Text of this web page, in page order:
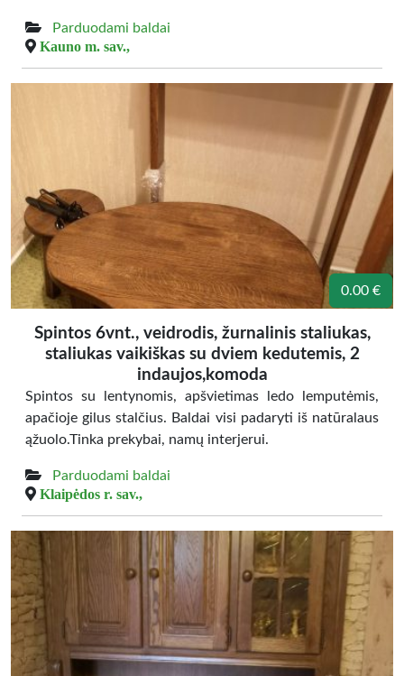
Parduodami baldai
Kauno m. sav.,
0.00 €
Spintos 6vnt., veidrodis, žurnalinis staliukas,
staliukas vaikiškas su dviem kedutemis, 2
indaujos,komoda
Spintos su lentynomis, apšvietimas ledo lemputėmis,
apačioje gilus stalčius. Baldai visi padaryti iš natūralaus
ąžuolo.Tinka prekybai, namų interjerui.
Parduodami baldai
Klaipėdos r. sav.,